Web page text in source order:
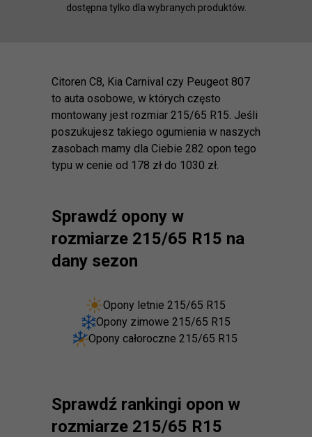
dostępna tylko dla wybranych produktów.
Citoren C8, Kia Carnival czy Peugeot 807
to auta osobowe, w których często
montowany jest rozmiar 215/65 R15. Jeśli
poszukujesz takiego ogumienia w naszych
zasobach mamy dla Ciebie 282 opon tego
typu w cenie od 178 zł do 1030 zł.
Sprawdź opony w
rozmiarze 215/65 R15 na
dany sezon
Opony letnie 215/65 R15
Opony zimowe 215/65 R15
Opony całoroczne 215/65 R15
Sprawdź rankingi opon w
rozmiarze 215/65 R15